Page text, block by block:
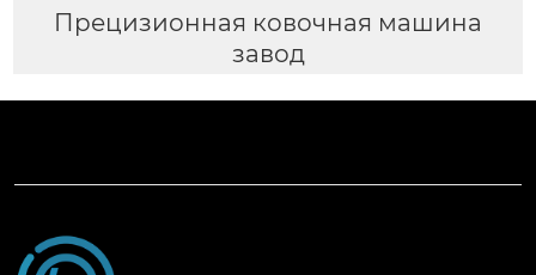
Прецизионная ковочная машина
завод